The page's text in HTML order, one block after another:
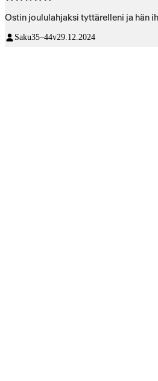
Ostin joululahjaksi tyttärelleni ja hän
Saku35–44v29.12.2024